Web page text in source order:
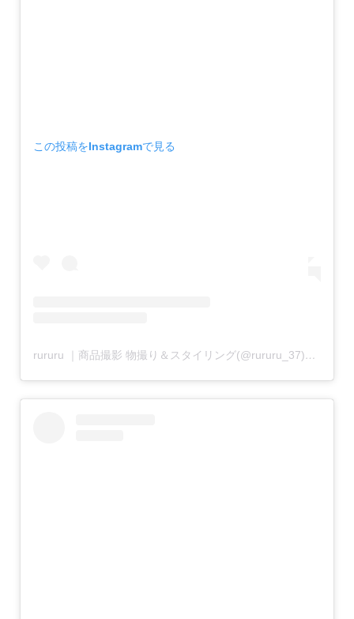
この投稿をInstagramで見る
rururu ｜商品撮影 物撮り＆スタイリング(@rururu_37)がシェアした投稿